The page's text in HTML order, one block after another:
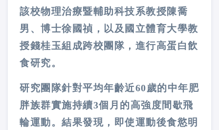
該校物理治療暨輔助科技系教授陳喬
男、博士徐國禎，以及國立體育大學教
授錢桂玉組成跨校團隊，進行高蛋白飲
食研究。
研究團隊針對平均年齡近60歲的中年肥
胖族群實施持續3個月的高強度間歇飛
輪運動。結果發現，即使運動後食慾明